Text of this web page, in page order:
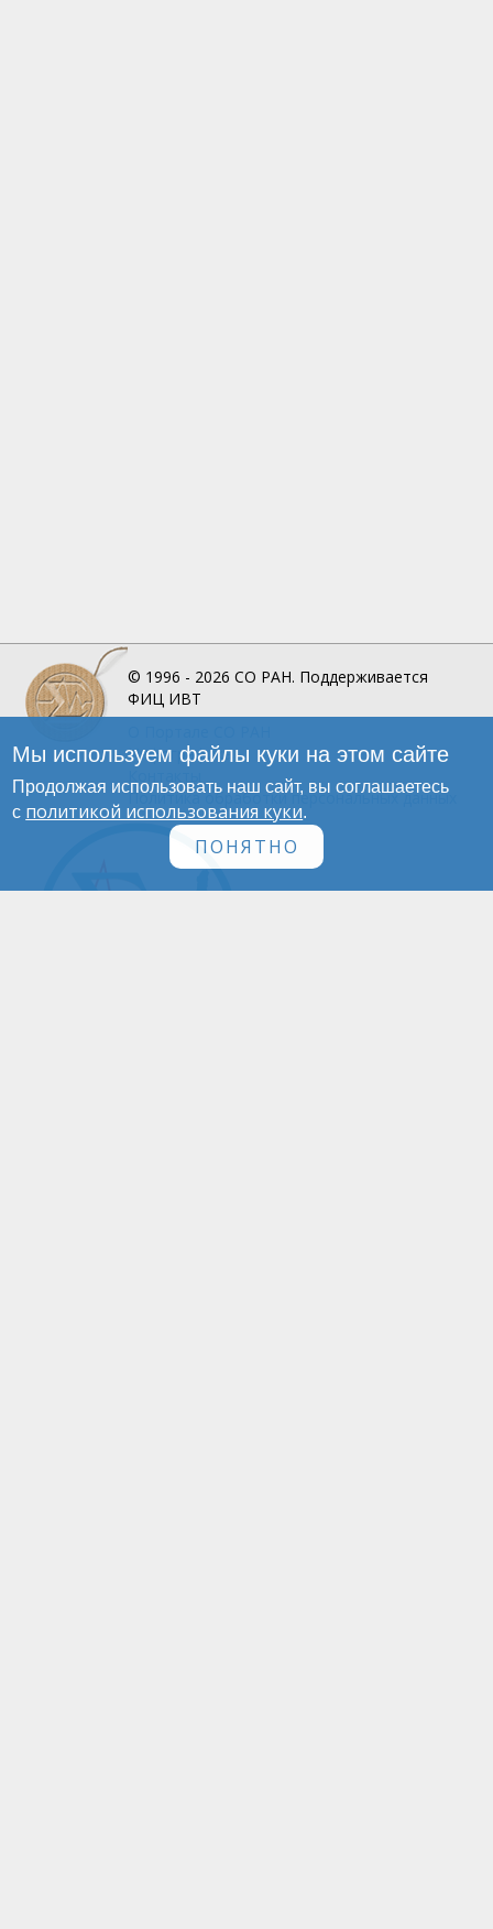
© 1996 - 2026 СО РАН. Поддерживается
ФИЦ ИВТ
Инфографика
Политика обработки персональных данных
Мы используем файлы куки на этом сайте
Продолжая использовать наш сайт, вы соглашаетесь
с политикой использования куки.
ПОНЯТНО